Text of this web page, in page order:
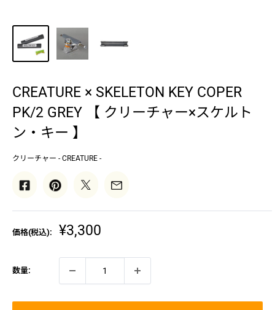
CREATURE × SKELETON KEY COPER
PK/2 GREY 【 クリーチャー×スケルト
ン・キー 】
クリーチャー - CREATURE -
価格(税込):
販
価
格
¥3,300
数量: